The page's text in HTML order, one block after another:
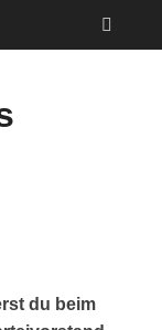
du beim